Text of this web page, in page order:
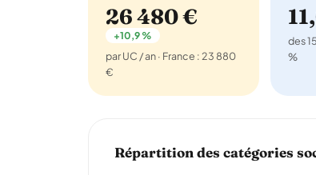
26 480 €
+10,9 %
par UC / an · France : 23 880
€
des
%
Répartition des catégories